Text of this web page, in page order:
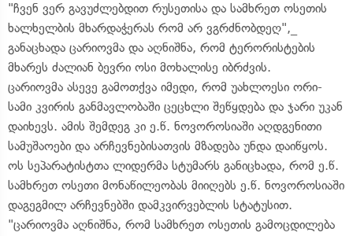
"ჩვენ ვერ გავუძლებდით რუსეთისა და სამხრეთ ოსეთის
ხალხელბის მხარდაჭერას რომ არ ვგრძნობდეღ",_
განაცხადა ცარიოვმა და აღნიშნა, რომ ტერორისტების
მხარეს ძალიან ბევრი ოსი მოხალისე იბრძვის.
ცარიოვმა ასევე გამოთქვა იმედი, რომ უახლოესი ორი-
სამი კვირის განმავლობაში ცეცხლი შეწყდება და ჯარი უკან
დაიხევს. ამის შემდეგ კი ე.წ. ნოვოროსიაში აღდგენითი
სამუშაოები და არჩევნებისათვის მზადება უნდა დაიწყოს.
ოს სეპარატისტთა ლიდერმა სტუმარს განიცხადა, რომ ე.წ.
სამხრეთ ოსეთი მონაწილეობას მიიღებს ე.წ. ნოვოროსიაში
დაგეგმილ არჩევნებში დამკვირვებლის სტატუსით.
"ცარიოვმა აღნიშნა, რომ სამხრეთ ოსეთის გამოცდილება